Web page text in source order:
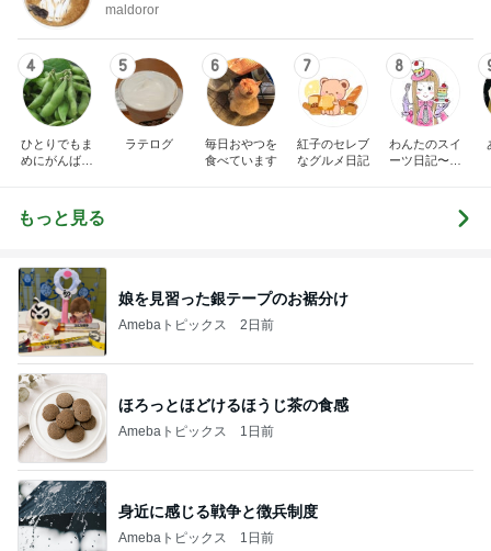
maldoror
4
ひとりでもま
めにがんばる
5
ラテログ
6
毎日おやつを
食べています
7
紅子のセレブ
なグルメ日記
8
わんたのスイ
ーツ日記〜小
もっと見る
娘を見習った銀テープのお裾分け
Amebaトピックス 2日前
ほろっとほどけるほうじ茶の食感
Amebaトピックス 1日前
身近に感じる戦争と徴兵制度
Amebaトピックス 1日前